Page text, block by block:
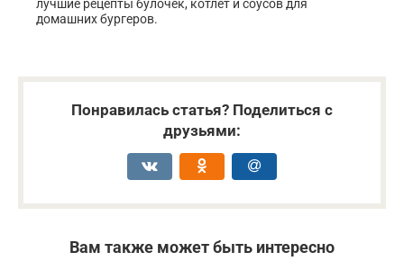
лучшие рецепты булочек, котлет и соусов для
домашних бургеров.
Понравилась статья? Поделиться с
друзьями:
Вам также может быть интересно